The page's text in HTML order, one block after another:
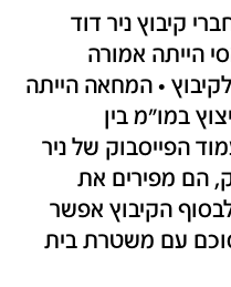
קיבוץ ניר דוד
הייתה אמורה
• המחאה הייתה
במו"מ בין
הפייסבוק של ניר
הם מפירים את
הקיבוץ אפשר
עם משטרת בית